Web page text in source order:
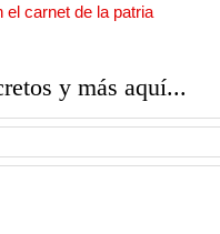
el carnet de la patria
y más aquí...